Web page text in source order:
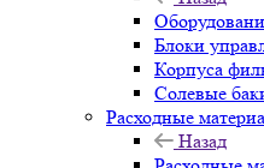
Блоки
Корпуса
Солевые
Расходные
Назад